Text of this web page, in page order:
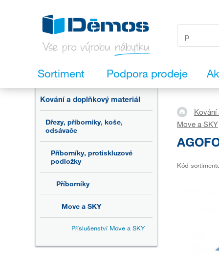
Sortiment Podpora prodeje
Kování a doplňkový materiál
Dřezy, příborníky, koše,
odsávače
Příborníky, protiskluzové
podložky
Příborníky
Move a SKY
Příslušenství Move a SKY
Kování
Move a SKY
Kód